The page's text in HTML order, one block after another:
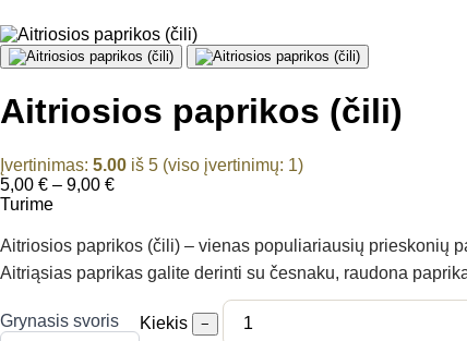
Aitriosios paprikos (čili)
Įvertinimas: 5.00 iš 5 (viso įvertinimų: 1)
5,00 € – 9,00 €Price
through
9,00 €
Turime
Aitriosios paprikos (čili) – vienas populiariausių prieskonių
Aitriąsias paprikas galite derinti su česnaku, raudona
Grynasis svoris Kiekis −